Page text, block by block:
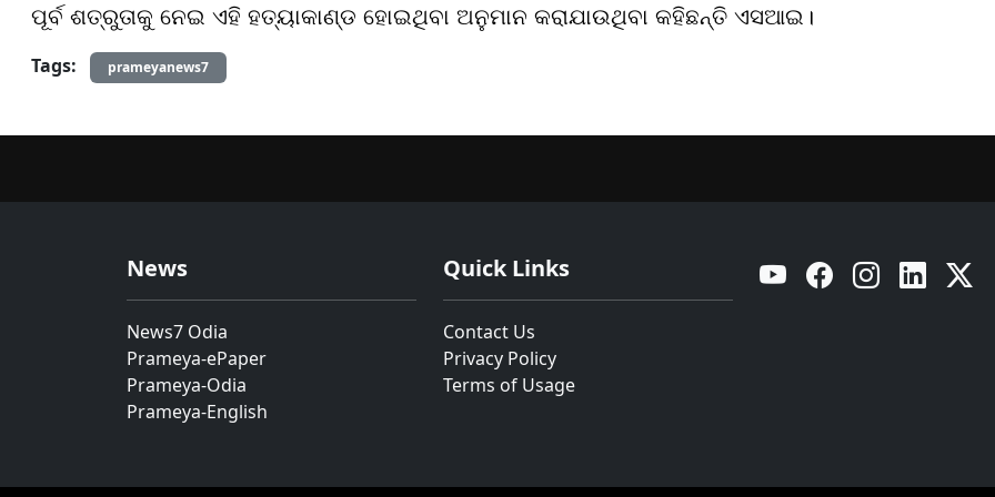
ପୂର୍ବ ଶତ୍ରୁତାକୁ ନେଇ ଏହି ହତ୍ୟାକାଣ୍ଡ ହୋଇଥିବା ଅନୁମାନ କରାଯାଉଥିବା କହିଛନ୍ତି ଏସଆଇ।
Tags:
prameyanews7
News
News7 Odia
Prameya-ePaper
Prameya-Odia
Prameya-English
Quick Links
Contact Us
Privacy Policy
Terms of Usage
YouTube Facebook Instagram